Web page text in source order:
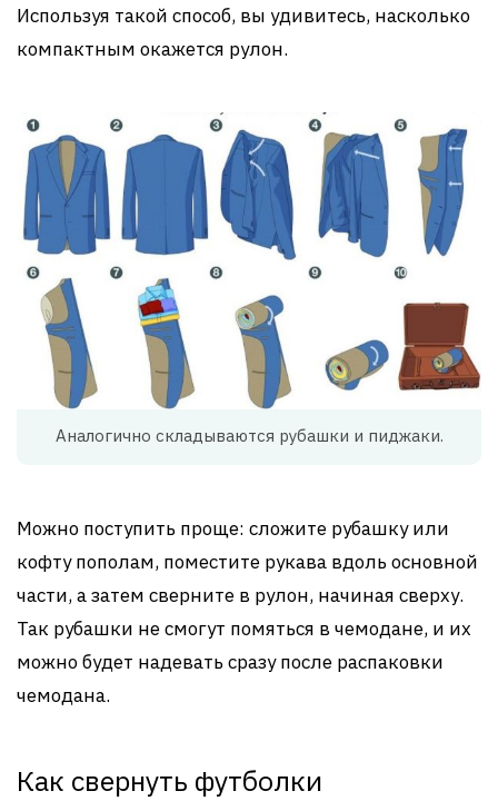
Используя такой способ, вы удивитесь, насколько
компактным окажется рулон.
Аналогично складываются рубашки и пиджаки.
Можно поступить проще: сложите рубашку или
кофту пополам, поместите рукава вдоль основной
части, а затем сверните в рулон, начиная сверху.
Так рубашки не смогут помяться в чемодане, и их
можно будет надевать сразу после распаковки
чемодана.
Как свернуть футболки